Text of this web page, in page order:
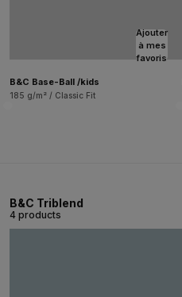
Ajouter
à mes
favoris
B&C Base-Ball /kids
185 g/m² / Classic Fit
B&C Triblend
4 products